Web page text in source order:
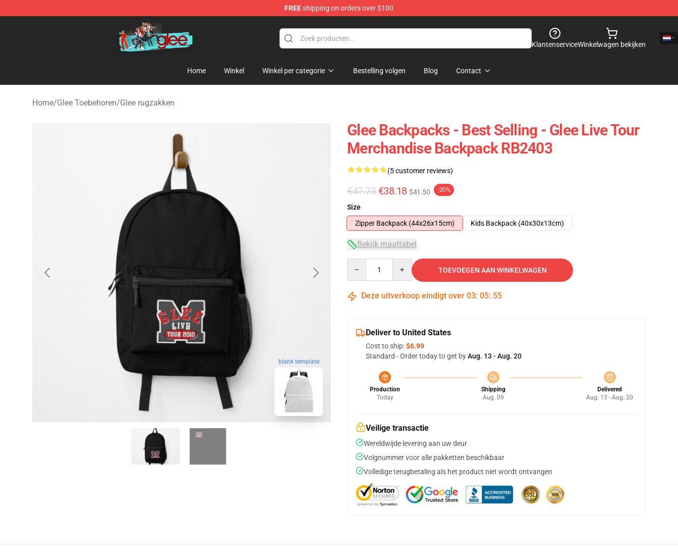
FREEshipping on orders over $100
Glee Store - Official Glee Merchandise Shop
KlantenserviceWinkelwagen bekijken
Home Winkel Winkel per categorie Bestelling volgen Blog Contact
Home/Glee Toebehoren/Glee rugzakken
blank template
Glee Backpacks - Best Selling - Glee Live Tour
Merchandise Backpack RB2403
(5 customer reviews)
€47.73 €38.18 $41.50 -20%
Size
Zipper Backpack (44x26x15cm)
Kids Backpack (40x30x13cm)
Bekijk maattabel
TOEVOEGEN AAN WINKELWAGEN
Deze uitverkoop eindigt over 03: 05: 54
Deliver to United States
Cost to ship:$6.99
Standard - Order today to get byAug. 13 - Aug. 20
Production
Today
Shipping
Aug. 09
Delivered
Aug. 13 - Aug. 20
Veilige transactie
Wereldwijde levering aan uw deur
Volgnummer voor alle pakketten beschikbaar
Volledige terugbetaling als het product niet wordt ontvangen